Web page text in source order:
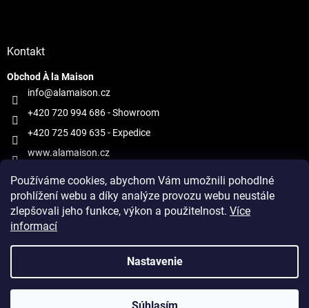
Používáme cookies, abychom Vám umožnili pohodlné
prohlížení webu a díky analýze provozu webu neustále
zlepšovali jeho funkce, výkon a použitelnost. Více
informací
Nastavenie
Kontakt
Obchod À la Maison
info@alamaison.cz
+420 720 994 686- Showroom
+420 725 409 635- Expedice
www.alamaison.cz